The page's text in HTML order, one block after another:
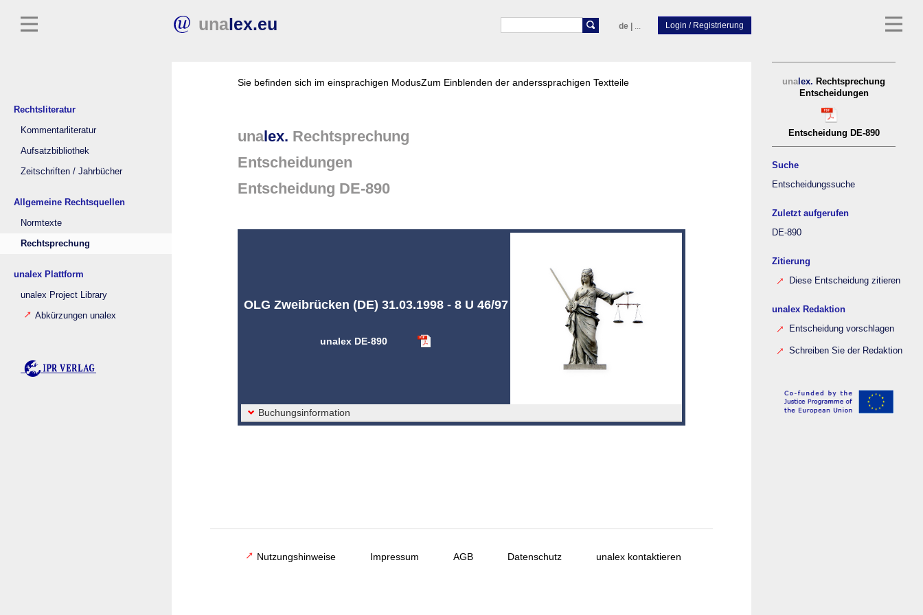
unalex.eu de |
Rechtsliteratur
Kommentarliteratur
Aufsatzbibliothek
Zeitschriften / Jahrbücher
Allgemeine Rechtsquellen
Normtexte
Rechtsprechung
unalex Plattform
unalex Project Library
Abkürzungen unalex
una lex. Rechtsprechung
Entscheidungen
Entscheidung DE-890
Suche
Entscheidungssuche
Zuletzt aufgerufen
DE-890
Zitierung
Diese Entscheidung zitieren
unalex Redaktion
Entscheidung vorschlagen
Schreiben Sie der Redaktion
Sie befinden sich im einsprachigen ModusZum Einblenden der anderssprachigen Textteile
unalex. Rechtsprechung
Entscheidungen
Entscheidung DE-890
OLG Zweibrücken (DE) 31.03.1998 - 8 U 46/97
unalex DE-890
Buchungsinformation
Nutzungshinweise Impressum AGB Datenschutz unalex kontaktieren